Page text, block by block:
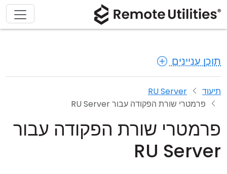
תוכן עניינים
תיעוד
RU Server
פרמטרי שורת הפקודה עבור RU Server
פרמטרי שורת הפקודה עבור
RU Server